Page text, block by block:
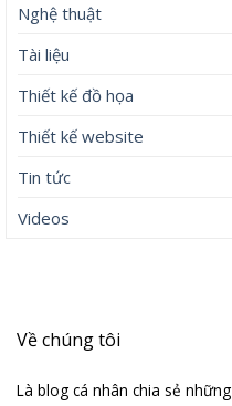
Nghệ thuật
Tài liệu
Thiết kế đồ họa
Thiết kế website
Tin tức
Videos
Về chúng tôi
Là blog cá nhân chia sẻ những